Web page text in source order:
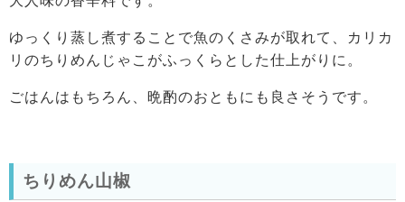
ゆっくり蒸し煮することで魚のくさみが取れて、カリカ
リのちりめんじゃこがふっくらとした仕上がりに。
ごはんはもちろん、晩酌のおともにも良さそうです。
ちりめん山椒